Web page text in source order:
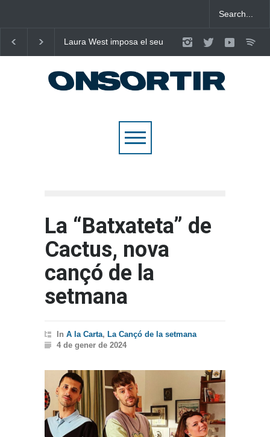
Laura West imposa el seu
pop de “m’enxules”
Poggioli i Meri Prata ens
eleven al cel amb ‘ENTRE
NOSALTRES’
La “Batxateta” de
Cactus, nova
cançó de la
setmana
In A la Carta, La Cançó de la setmana
4 de gener de 2024